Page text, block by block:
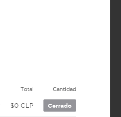
Total Cantidad
$0 CLP Cerrado